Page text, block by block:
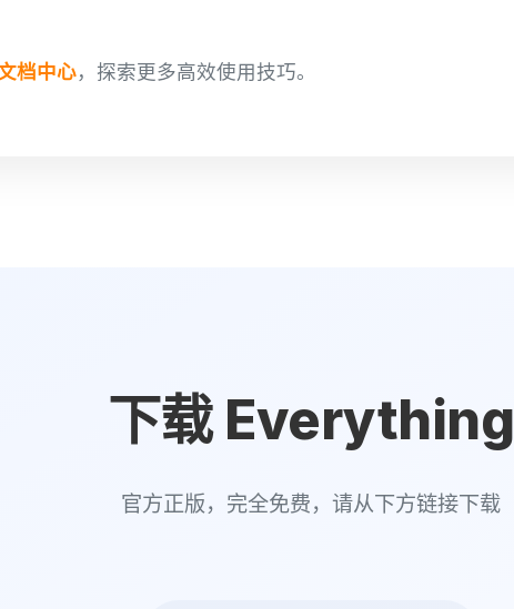
档中心，探索更多高效使用技巧。
下载 Everything
官方正版，完全免费，请从下方链接下载